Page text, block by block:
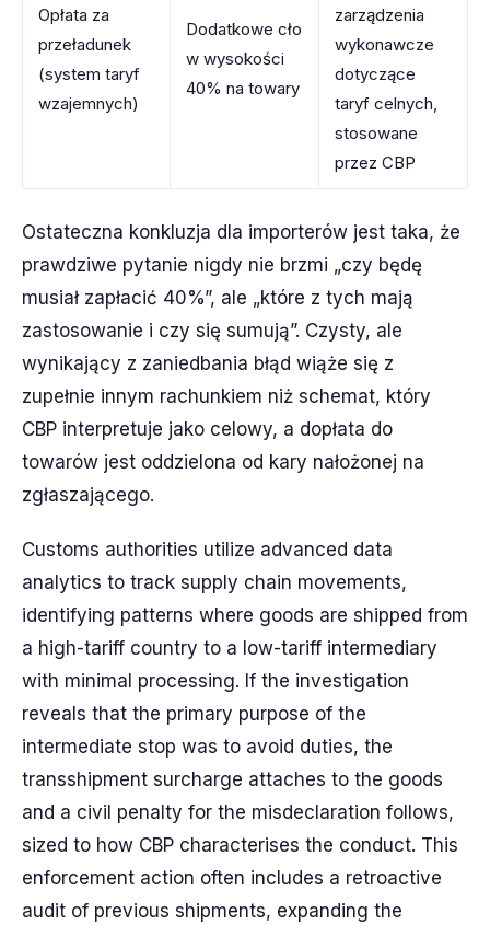
Opłata za
przeładunek
(system taryf
wzajemnych)
Dodatkowe cło
w wysokości
40% na towary
zarządzenia
wykonawcze
dotyczące
taryf celnych,
stosowane
przez CBP
Ostateczna konkluzja dla importerów jest taka, że
prawdziwe pytanie nigdy nie brzmi „czy będę
musiał zapłacić 40%”, ale „które z tych mają
zastosowanie i czy się sumują”. Czysty, ale
wynikający z zaniedbania błąd wiąże się z
zupełnie innym rachunkiem niż schemat, który
CBP interpretuje jako celowy, a dopłata do
towarów jest oddzielona od kary nałożonej na
zgłaszającego.
Customs authorities utilize advanced data
analytics to track supply chain movements,
identifying patterns where goods are shipped from
a high-tariff country to a low-tariff intermediary
with minimal processing. If the investigation
reveals that the primary purpose of the
intermediate stop was to avoid duties, the
transshipment surcharge attaches to the goods
and a civil penalty for the misdeclaration follows,
sized to how CBP characterises the conduct. This
enforcement action often includes a retroactive
audit of previous shipments, expanding the